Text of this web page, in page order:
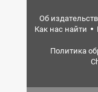
Об
Как нас найти
Политика